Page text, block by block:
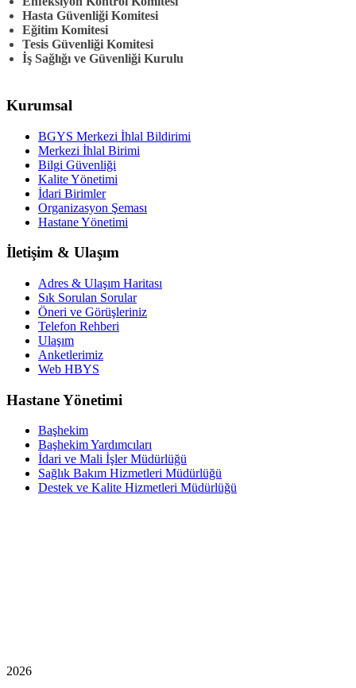
Hasta Güvenliği Komitesi
Eğitim Komitesi
Tesis Güvenliği Komitesi
İş Sağlığı ve Güvenliği Kurulu
Kurumsal
BGYS Merkezi İhlal Bildirimi
Merkezi İhlal Birimi
Bilgi Güvenliği
Kalite Yönetimi
İdari Birimler
Organizasyon Şeması
Hastane Yönetimi
İletişim & Ulaşım
Adres & Ulaşım Haritası
Sık Sorulan Sorular
Öneri ve Görüşleriniz
Telefon Rehberi
Ulaşım
Anketlerimiz
Web HBYS
Hastane Yönetimi
Başhekim
Başhekim Yardımcıları
İdari ve Mali İşler Müdürlüğü
Sağlık Bakım Hizmetleri Müdürlüğü
Destek ve Kalite Hizmetleri Müdürlüğü
2026